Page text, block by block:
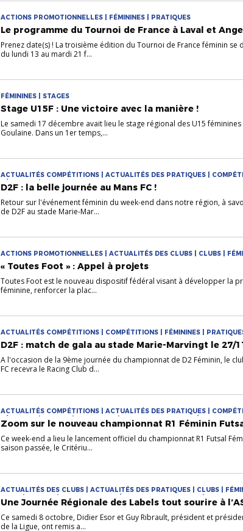
ACTIONS PROMOTIONNELLES | FÉMININES | PRATIQUES
Le programme du Tournoi de France à Laval et
Prenez date(s) ! La troisième édition du Tournoi de France féminin se
du lundi 13 au mardi 21 f...
FÉMININES | STAGES
Stage U15F : Une victoire avec la manière !
Le samedi 17 décembre avait lieu le stage régional des U15 féminines
Goulaine. Dans un 1er temps,...
ACTUALITÉS COMPÉTITIONS | ACTUALITÉS DES PRATIQUES |
FÉMININES | PRATIQUES
D2F : la belle journée au Mans FC !
Retour sur l'événement féminin du week-end dans notre région, à
de D2F au stade Marie-Mar...
ACTIONS PROMOTIONNELLES | ACTUALITÉS DES CLUBS | CLUBS |
PRATIQUES
« Toutes Foot » : Appel à projets
Toutes Foot est le nouveau dispositif fédéral visant à développer la
féminine, renforcer la plac...
ACTUALITÉS COMPÉTITIONS | COMPÉTITIONS | FÉMININES |
D2F : match de gala au stade Marie-Marvingt le 27/
A l'occasion de la 9ème journée du championnat de D2 Féminin, le
FC recevra le Racing Club d...
ACTUALITÉS COMPÉTITIONS | ACTUALITÉS DES PRATIQUES |
FÉMININES | FUTSAL | PRATIQUES | PRATIQUES DIVERSIFIÉES
Zoom sur le nouveau championnat R1 Féminin
Ce week-end a lieu le lancement officiel du championnat R1 Futsal
saison passée, le Critériu...
ACTUALITÉS DES CLUBS | ACTUALITÉS DES PRATIQUES | CLUBS |
FOOT | FUTNET | LABEL ECOLES FÉMININES DE FOOTBALL | LABEL
LES LABELS | PRATIQUES | PRATIQUES DIVERSIFIÉES
Une Journée Régionale des Labels tout sourire à
Ce samedi 8 octobre, Didier Esor et Guy Ribrault, président et
de la Ligue, ont remis a...